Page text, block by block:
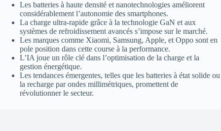
Les batteries à haute densité et nanotechnologies améliorent
considérablement l’autonomie des smartphones.
La charge ultra-rapide grâce à la technologie GaN et aux
systèmes de refroidissement avancés s’impose sur le marché.
Les marques comme Xiaomi, Samsung, Apple, et Oppo sont en
pole position dans cette course à la performance.
L’IA joue un rôle clé dans l’optimisation de la charge et la
gestion énergétique.
Les tendances émergentes, telles que les batteries à état solide ou
la recharge par ondes millimétriques, promettent de
révolutionner le secteur.